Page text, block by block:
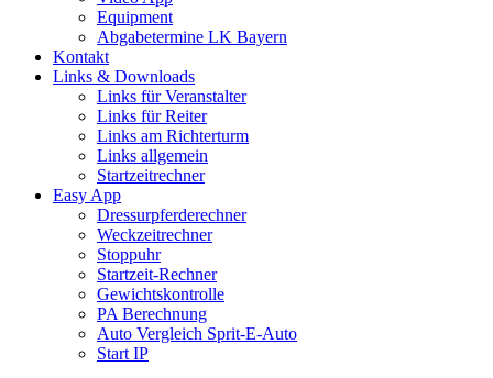
Equipment
Abgabetermine LK Bayern
Kontakt
Links & Downloads
Links für Veranstalter
Links für Reiter
Links am Richterturm
Links allgemein
Startzeitrechner
Easy App
Dressurpferderechner
Weckzeitrechner
Stoppuhr
Startzeit-Rechner
Gewichtskontrolle
PA Berechnung
Auto Vergleich Sprit-E-Auto
Start IP